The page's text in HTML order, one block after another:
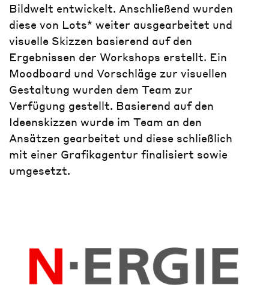
Bildwelt entwickelt. Anschließend wurden
diese von Lots* weiter ausgearbeitet und
visuelle Skizzen basierend auf den
Ergebnissen der Workshops erstellt. Ein
Moodboard und Vorschläge zur visuellen
Gestaltung wurden dem Team zur
Verfügung gestellt. Basierend auf den
Ideenskizzen wurde im Team an den
Ansätzen gearbeitet und diese schließlich
mit einer Grafikagentur finalisiert sowie
umgesetzt.